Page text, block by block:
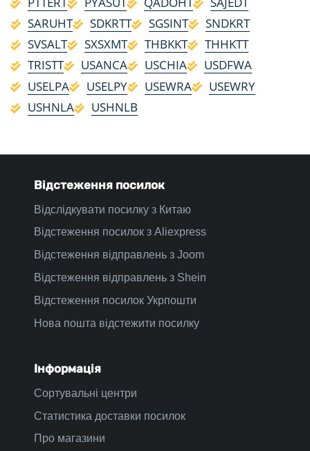
SARUHT
SDKRTT SGSINT
SNDKRT
SVSALT
SXSXMT THBKKT
THHKTT
TRISTT
USANCA USCHIA
USDFWA
USELPA
USELPY USEWRA
USEWRY
USHNLA
USHNLB
Відстеження посилок
Відслідкувати посилку з Китаю
Відстеження посилок з Aliexpress
Відстеження відправлень з Joom
Відстеження відправлень з Shein
Відстеження посилок Укрпошти
Нова пошта відстежити посилку
Інформація
Сортувальні центри
Статистика доставки посилок
Про магазини